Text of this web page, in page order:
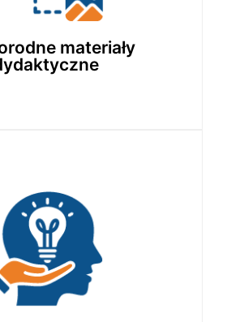
materiały
wiedzy.
opracowane i polecane
w dziedzinie edukacji
nauczania.